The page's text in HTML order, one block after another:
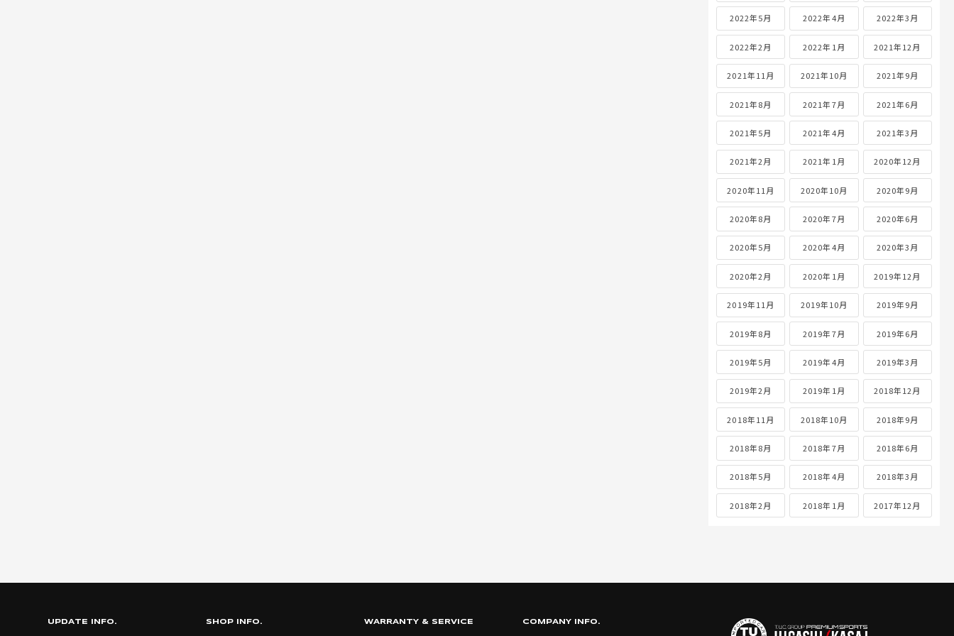
2022年5月 2022年4月 2022年3月
2022年2月 2022年1月 2021年12月
2021年11月 2021年10月 2021年9月
2021年8月 2021年7月 2021年6月
2021年5月 2021年4月 2021年3月
2021年2月 2021年1月 2020年12月
2020年11月 2020年10月 2020年9月
2020年8月 2020年7月 2020年6月
2020年5月 2020年4月 2020年3月
2020年2月 2020年1月 2019年12月
2019年11月 2019年10月 2019年9月
2019年8月 2019年7月 2019年6月
2019年5月 2019年4月 2019年3月
2019年2月 2019年1月 2018年12月
2018年11月 2018年10月 2018年9月
2018年8月 2018年7月 2018年6月
2018年5月 2018年4月 2018年3月
2018年2月 2018年1月 2017年12月
UPDATE INFO. SHOP INFO. WARRANTY & SERVICE COMPANY INFO.